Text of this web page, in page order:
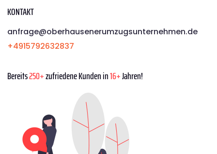
KONTAKT
anfrage@oberhausenerumzugsunternehmen.de
+4915792632837
Bereits250+zufriedene Kunden in16+Jahren!